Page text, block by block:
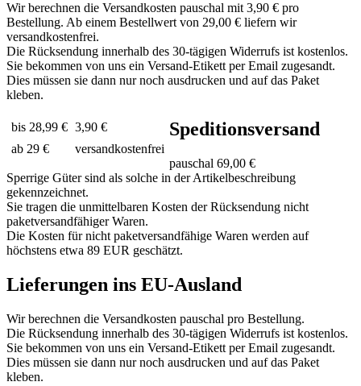
Wir berechnen die Versandkosten pauschal mit 3,90 € pro
Bestellung. Ab einem Bestellwert von 29,00 € liefern wir
versandkostenfrei.
Die Rücksendung innerhalb des 30-tägigen Widerrufs ist kostenlos.
Sie bekommen von uns ein Versand-Etikett per Email zugesandt.
Dies müssen sie dann nur noch ausdrucken und auf das Paket
kleben.
bis 28,99 € 3,90 €
ab 29 €
versandkostenfrei
Speditionsversand
pauschal 69,00 €
Sperrige Güter sind als solche in der Artikelbeschreibung
gekennzeichnet.
Sie tragen die unmittelbaren Kosten der Rücksendung nicht
paketversandfähiger Waren.
Die Kosten für nicht paketversandfähige Waren werden auf
höchstens etwa 89 EUR geschätzt.
Lieferungen ins EU-Ausland
Wir berechnen die Versandkosten pauschal pro Bestellung.
Die Rücksendung innerhalb des 30-tägigen Widerrufs ist kostenlos.
Sie bekommen von uns ein Versand-Etikett per Email zugesandt.
Dies müssen sie dann nur noch ausdrucken und auf das Paket
kleben.